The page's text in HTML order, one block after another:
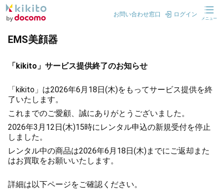
お問い合わせ窓口 ログイン
メニュー
EMS美顔器
「kikito」サービス提供終了のお知らせ
「kikito」は2026年6月18日(木)をもってサービス提供を終
了いたします。
これまでのご愛顧、誠にありがとうございました。
2026年3月12日(木)15時にレンタル申込の新規受付を停止
しました。
レンタル中の商品は2026年6月18日(木)までにご返却また
はお買取をお願いいたします。
詳細は以下ページをご確認ください。